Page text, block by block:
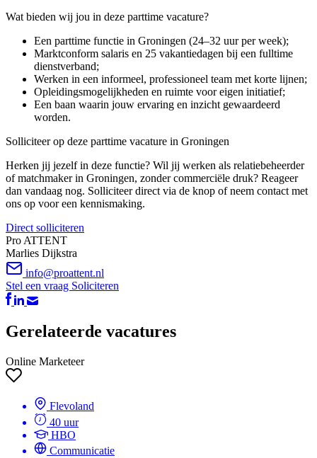
Wat bieden wij jou in deze parttime vacature?
Een parttime functie in Groningen (24–32 uur per week);
Marktconform salaris en 25 vakantiedagen bij een fulltime
dienstverband;
Werken in een informeel, professioneel team met korte lijnen;
Opleidingsmogelijkheden en ruimte voor eigen initiatief;
Een baan waarin jouw ervaring en inzicht gewaardeerd
worden.
Solliciteer op deze parttime vacature in Groningen
Herken jij jezelf in deze functie? Wil jij werken als relatiebeheerder
of matchmaker in Groningen, zonder commerciële druk? Reageer
dan vandaag nog. Solliciteer direct via de knop of neem contact met
ons op voor een kennismaking.
Direct solliciteren
Pro ATTENT
Marlies Dijkstra
info@proattent.nl
Stel een vraag Soliciteren
Gerelateerde vacatures
Online Marketeer
Flevoland
40 uur
HBO
Communicatie